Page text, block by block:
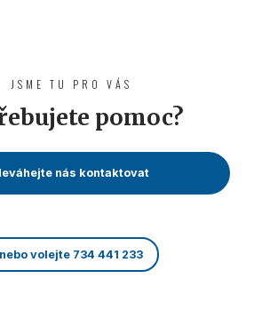
JSME TU PRO VÁS
pomoc?
nás kontaktovat
nebo volejte 734 441 233